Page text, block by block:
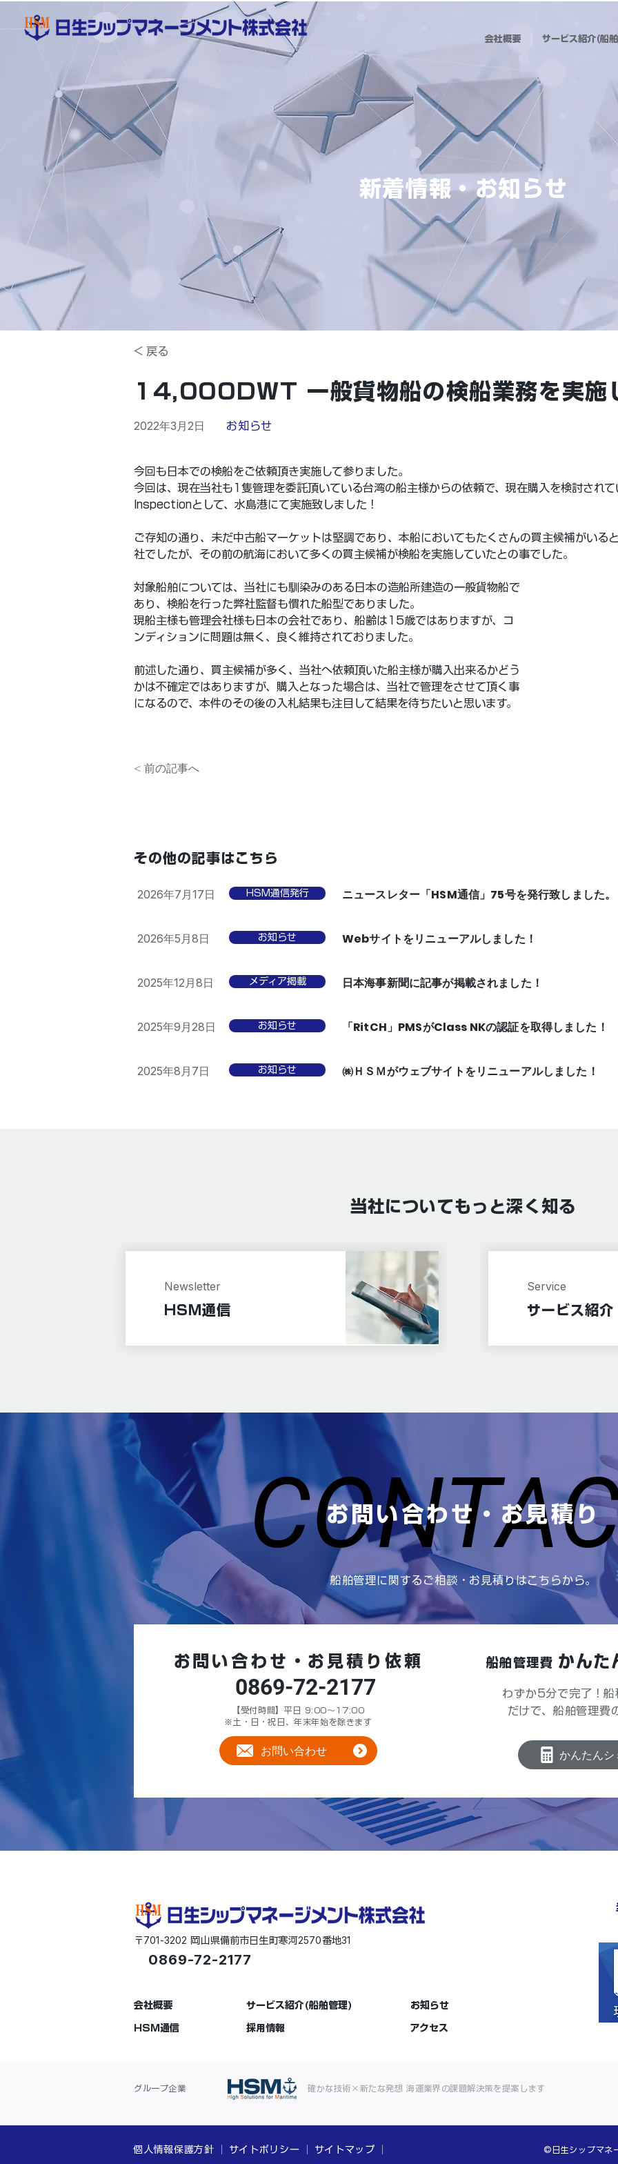
会社概要 サービス紹介(船
新着情報・お知らせ
< 戻る
14,000DWT 一般貨物船の検船業務を実施
2022年3月2日 お知らせ
今回も日本での検船をご依頼頂き実施して参りました。
今回は、現在当社も1隻管理を委託頂いている台湾の船主様からの依頼で、現在購入を検討され
Inspectionとして、水島港にて実施致しました！
ご存知の通り、未だ中古船マーケットは堅調であり、本船においてもたくさんの買主候補がいる
社でしたが、その前の航海において多くの買主候補が検船を実施していたとの事でした。
対象船舶については、当社にも馴染みのある日本の造船所建造の一般貨物船で
あり、検船を行った弊社監督も慣れた船型でありました。
現船主様も管理会社様も日本の会社であり、船齢は15歳ではありますが、コ
ンディションに問題は無く、良く維持されておりました。
前述した通り、買主候補が多く、当社へ依頼頂いた船主様が購入出来るかどう
かは不確定ではありますが、購入となった場合は、当社で管理をさせて頂く事
になるので、本件のその後の入札結果も注目して結果を待ちたいと思います。
< 前の記事へ
その他の記事はこちら
2026年7月17日 HSM通信発行 ニュースレター「HSM通信」75号を発行致しました。
2026年5月8日 お知らせ Webサイトをリニューアルしました！
2025年12月8日 メディア掲載 日本海事新聞に記事が掲載されました！
2025年9月28日 お知らせ 「RitCH」PMSがClass NKの認証を取得しました！
2025年8月7日 お知らせ ㈱ＨＳＭがウェブサイトをリニューアルしました！
当社についてもっと深く知る
HSM通信
Newsletter
サービス紹介
Service
お問い合わせ・お見積り
船舶管理に関するご相談・お見積りはこちらから。
お問い合わせ・お見積り依頼
0869-72-2177
【受付時間】平日 9:00～17:00
※土・日・祝日、年末年始を除きます
お問い合わせ
船舶管理費 かんた
わずか5分で完了！船
だけで、船舶管理費
かんたんシ
〒 701-3202 岡山県備前市日生町寒河 2570 番地31
0869-72-2177
会社概要
HSM通信
サービス紹介(船舶管理)
採用情報
お知らせ
アクセス
グループ企業 確かな技術×新たな発想 海運業界の課題解決策を提案します
個人情報保護方針 サイトポリシー サイトマップ ©日生シップマ